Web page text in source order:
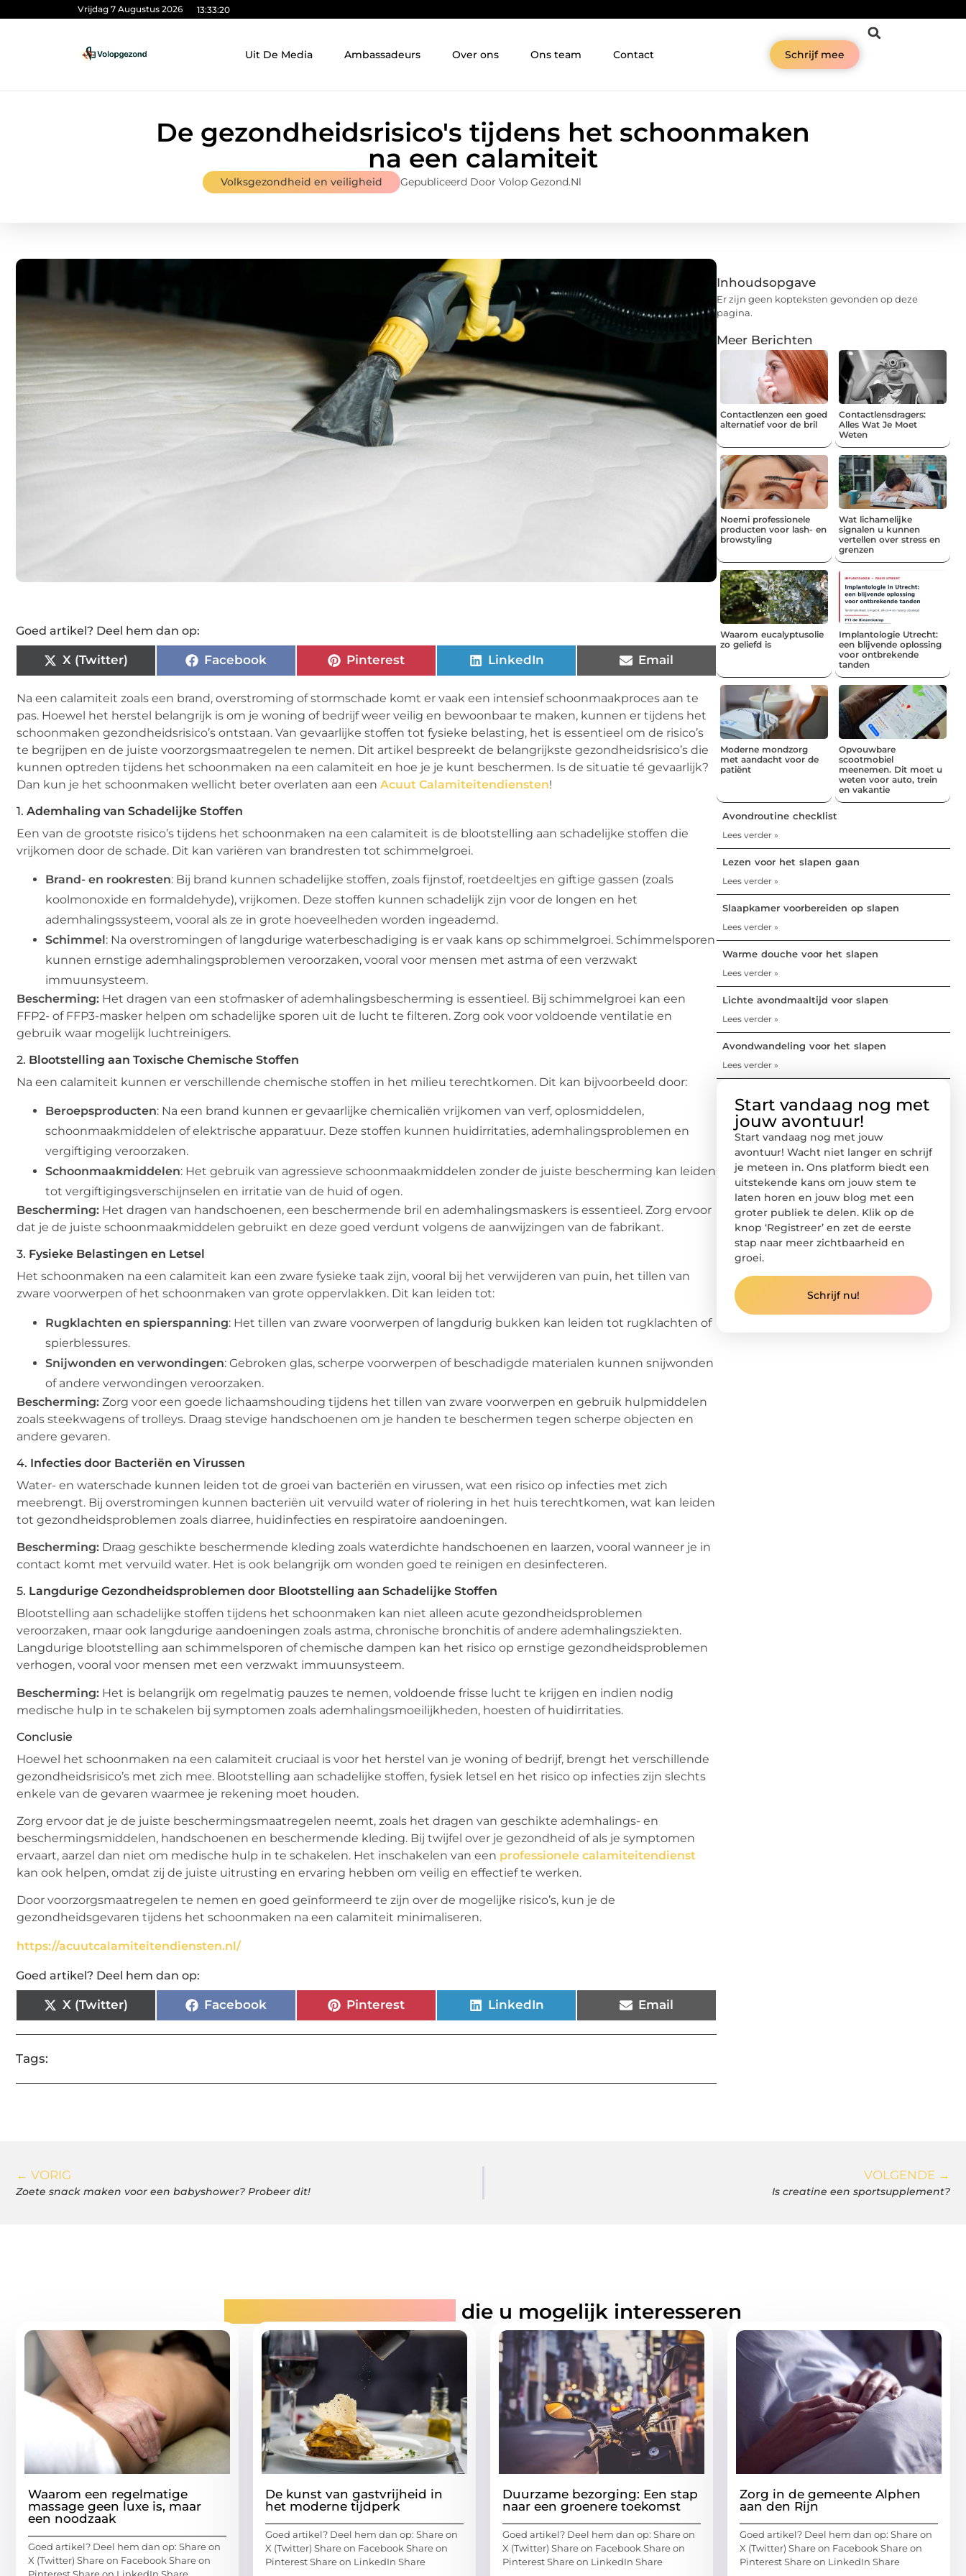
Vrijdag 7 Augustus 2026 13:33:22
Uit De Media Ambassadeurs Over ons Ons team Contact Schrijf mee
De gezondheidsrisico's tijdens het schoonmaken
na een calamiteit
Volksgezondheid en veiligheid Gepubliceerd Door Volop Gezond.nl
Goed artikel? Deel hem dan op:
X (Twitter) Facebook Pinterest LinkedIn Email
Na een calamiteit zoals een brand, overstroming of stormschade komt er vaak een intensief schoonmaakproces aan te
pas. Hoewel het herstel belangrijk is om je woning of bedrijf weer veilig en bewoonbaar te maken, kunnen er tijdens het
schoonmaken gezondheidsrisico’s ontstaan. Van gevaarlijke stoffen tot fysieke belasting, het is essentieel om de risico’s
te begrijpen en de juiste voorzorgsmaatregelen te nemen. Dit artikel bespreekt de belangrijkste gezondheidsrisico’s die
kunnen optreden tijdens het schoonmaken na een calamiteit en hoe je je kunt beschermen. Is de situatie té gevaarlijk?
Dan kun je het schoonmaken wellicht beter overlaten aan een Acuut Calamiteitendiensten!
1. Ademhaling van Schadelijke Stoffen
Een van de grootste risico’s tijdens het schoonmaken na een calamiteit is de blootstelling aan schadelijke stoffen die
vrijkomen door de schade. Dit kan variëren van brandresten tot schimmelgroei.
Brand- en rookresten: Bij brand kunnen schadelijke stoffen, zoals fijnstof, roetdeeltjes en giftige gassen (zoals
koolmonoxide en formaldehyde), vrijkomen. Deze stoffen kunnen schadelijk zijn voor de longen en het
ademhalingssysteem, vooral als ze in grote hoeveelheden worden ingeademd.
Schimmel: Na overstromingen of langdurige waterbeschadiging is er vaak kans op schimmelgroei. Schimmelsporen
kunnen ernstige ademhalingsproblemen veroorzaken, vooral voor mensen met astma of een verzwakt
immuunsysteem.
Bescherming: Het dragen van een stofmasker of ademhalingsbescherming is essentieel. Bij schimmelgroei kan een
FFP2- of FFP3-masker helpen om schadelijke sporen uit de lucht te filteren. Zorg ook voor voldoende ventilatie en
gebruik waar mogelijk luchtreinigers.
2. Blootstelling aan Toxische Chemische Stoffen
Na een calamiteit kunnen er verschillende chemische stoffen in het milieu terechtkomen. Dit kan bijvoorbeeld door:
Beroepsproducten: Na een brand kunnen er gevaarlijke chemicaliën vrijkomen van verf, oplosmiddelen,
schoonmaakmiddelen of elektrische apparatuur. Deze stoffen kunnen huidirritaties, ademhalingsproblemen en
vergiftiging veroorzaken.
Schoonmaakmiddelen: Het gebruik van agressieve schoonmaakmiddelen zonder de juiste bescherming kan leiden
tot vergiftigingsverschijnselen en irritatie van de huid of ogen.
Bescherming: Het dragen van handschoenen, een beschermende bril en ademhalingsmaskers is essentieel. Zorg ervoor
dat je de juiste schoonmaakmiddelen gebruikt en deze goed verdunt volgens de aanwijzingen van de fabrikant.
3. Fysieke Belastingen en Letsel
Het schoonmaken na een calamiteit kan een zware fysieke taak zijn, vooral bij het verwijderen van puin, het tillen van
zware voorwerpen of het schoonmaken van grote oppervlakken. Dit kan leiden tot:
Rugklachten en spierspanning: Het tillen van zware voorwerpen of langdurig bukken kan leiden tot rugklachten of
spierblessures.
Snijwonden en verwondingen: Gebroken glas, scherpe voorwerpen of beschadigde materialen kunnen snijwonden
of andere verwondingen veroorzaken.
Bescherming: Zorg voor een goede lichaamshouding tijdens het tillen van zware voorwerpen en gebruik hulpmiddelen
zoals steekwagens of trolleys. Draag stevige handschoenen om je handen te beschermen tegen scherpe objecten en
andere gevaren.
4. Infecties door Bacteriën en Virussen
Water- en waterschade kunnen leiden tot de groei van bacteriën en virussen, wat een risico op infecties met zich
meebrengt. Bij overstromingen kunnen bacteriën uit vervuild water of riolering in het huis terechtkomen, wat kan leiden
tot gezondheidsproblemen zoals diarree, huidinfecties en respiratoire aandoeningen.
Bescherming: Draag geschikte beschermende kleding zoals waterdichte handschoenen en laarzen, vooral wanneer je in
contact komt met vervuild water. Het is ook belangrijk om wonden goed te reinigen en desinfecteren.
5. Langdurige Gezondheidsproblemen door Blootstelling aan Schadelijke Stoffen
Blootstelling aan schadelijke stoffen tijdens het schoonmaken kan niet alleen acute gezondheidsproblemen
veroorzaken, maar ook langdurige aandoeningen zoals astma, chronische bronchitis of andere ademhalingsziekten.
Langdurige blootstelling aan schimmelsporen of chemische dampen kan het risico op ernstige gezondheidsproblemen
verhogen, vooral voor mensen met een verzwakt immuunsysteem.
Bescherming: Het is belangrijk om regelmatig pauzes te nemen, voldoende frisse lucht te krijgen en indien nodig
medische hulp in te schakelen bij symptomen zoals ademhalingsmoeilijkheden, hoesten of huidirritaties.
Conclusie
Hoewel het schoonmaken na een calamiteit cruciaal is voor het herstel van je woning of bedrijf, brengt het verschillende
gezondheidsrisico’s met zich mee. Blootstelling aan schadelijke stoffen, fysiek letsel en het risico op infecties zijn slechts
enkele van de gevaren waarmee je rekening moet houden.
Zorg ervoor dat je de juiste beschermingsmaatregelen neemt, zoals het dragen van geschikte ademhalings- en
beschermingsmiddelen, handschoenen en beschermende kleding. Bij twijfel over je gezondheid of als je symptomen
ervaart, aarzel dan niet om medische hulp in te schakelen. Het inschakelen van een professionele calamiteitendienst
kan ook helpen, omdat zij de juiste uitrusting en ervaring hebben om veilig en effectief te werken.
Door voorzorgsmaatregelen te nemen en goed geïnformeerd te zijn over de mogelijke risico’s, kun je de
gezondheidsgevaren tijdens het schoonmaken na een calamiteit minimaliseren.
https://acuutcalamiteitendiensten.nl/
Goed artikel? Deel hem dan op:
X (Twitter) Facebook Pinterest LinkedIn Email
Tags:
Inhoudsopgave
Er zijn geen kopteksten gevonden op deze
pagina.
Meer Berichten
Contactlenzen een goed
alternatief voor de bril
Contactlensdragers:
Alles Wat Je Moet
Weten
Noemi professionele
producten voor lash- en
browstyling
Wat lichamelijke
signalen u kunnen
vertellen over stress en
grenzen
Waarom eucalyptusolie
zo geliefd is
Implantologie Utrecht:
een blijvende oplossing
voor ontbrekende
tanden
Moderne mondzorg
met aandacht voor de
patiënt
Opvouwbare
scootmobiel
meenemen. Dit moet u
weten voor auto, trein
en vakantie
Avondroutine checklist
Lees verder »
Lezen voor het slapen gaan
Lees verder »
Slaapkamer voorbereiden op slapen
Lees verder »
Warme douche voor het slapen
Lees verder »
Lichte avondmaaltijd voor slapen
Lees verder »
Avondwandeling voor het slapen
Lees verder »
Start vandaag nog met
jouw avontuur!
Start vandaag nog met jouw
avontuur! Wacht niet langer en schrijf
je meteen in. Ons platform biedt een
uitstekende kans om jouw stem te
laten horen en jouw blog met een
groter publiek te delen. Klik op de
knop ‘Registreer’ en zet de eerste
stap naar meer zichtbaarheid en
groei.
Schrijf nu!
← VORIG
Zoete snack maken voor een babyshower? Probeer dit!
VOLGENDE →
Is creatine een sportsupplement?
die u mogelijk interesseren
Waarom een regelmatige
massage geen luxe is, maar
een noodzaak
Goed artikel? Deel hem dan op: Share on
X (Twitter) Share on Facebook Share on
De kunst van gastvrijheid in
het moderne tijdperk
Goed artikel? Deel hem dan op: Share on
X (Twitter) Share on Facebook Share on
Pinterest Share on LinkedIn Share
Duurzame bezorging: Een stap
naar een groenere toekomst
Goed artikel? Deel hem dan op: Share on
X (Twitter) Share on Facebook Share on
Pinterest Share on LinkedIn Share
Zorg in de gemeente Alphen
aan den Rijn
Goed artikel? Deel hem dan op: Share on
X (Twitter) Share on Facebook Share on
Pinterest Share on LinkedIn Share